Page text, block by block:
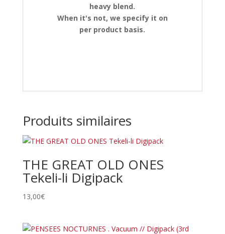
heavy blend.
When it's not, we specify it on
per product basis.
Produits similaires
THE GREAT OLD ONES
Tekeli-li Digipack
13,00€